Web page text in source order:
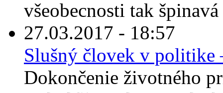
všeobecnosti tak
27.03.2017 - 18:57
Slušný človek v politike
Dokončenie životného